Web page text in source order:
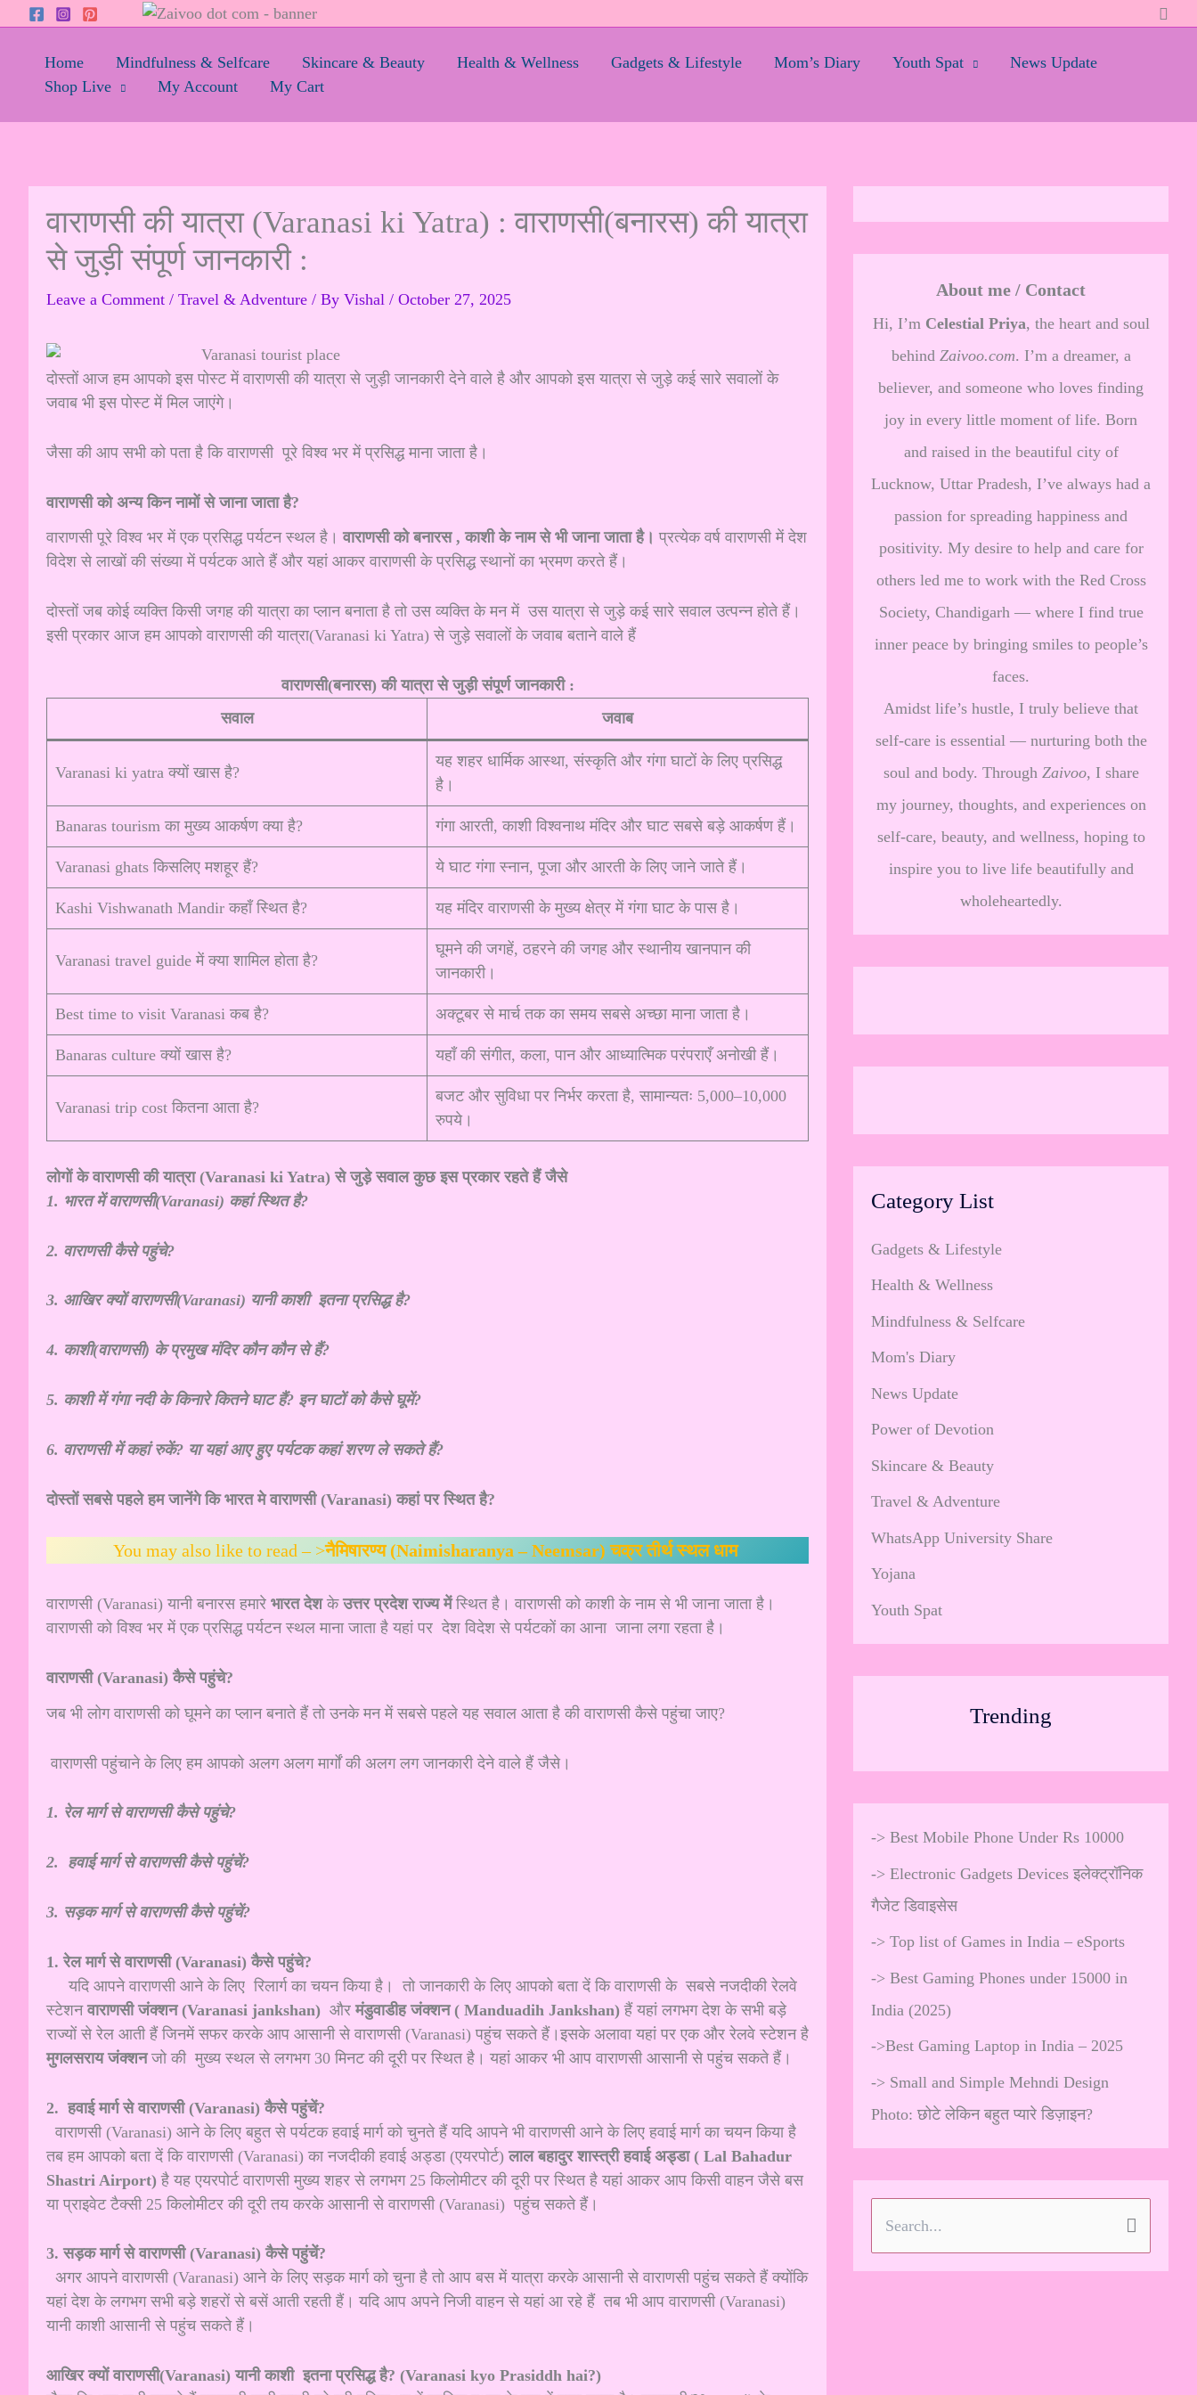
contentHome Mindfulness & Selfcare Skincare & Beauty Health & Wellness Gadgets & Lifestyle Mom’s Diary Youth Spat
News Update
Shop Live
My Account My Cart
वाराणसी की यात्रा (Varanasi ki Yatra) : वाराणसी(बनारस) की यात्रा
से जुड़ी संपूर्ण जानकारी :
Leave a Comment / Travel & Adventure / By Vishal / October 27, 2025
दोस्तों आज हम आपको इस पोस्ट में वाराणसी की यात्रा से जुड़ी जानकारी देने वाले है और आपको इस यात्रा से जुड़े कई सारे सवालों के
जवाब भी इस पोस्ट में मिल जाएंगे।
जैसा की आप सभी को पता है कि वाराणसी पूरे विश्व भर में प्रसिद्ध माना जाता है।
वाराणसी को अन्य किन नामों से जाना जाता है?
वाराणसी पूरे विश्व भर में एक प्रसिद्ध पर्यटन स्थल है।वाराणसी को बनारस , काशी के नाम से भी जाना जाता है। प्रत्येक वर्ष वाराणसी में देश
विदेश से लाखों की संख्या में पर्यटक आते हैं और यहां आकर वाराणसी के प्रसिद्ध स्थानों का भ्रमण करते हैं।
दोस्तों जब कोई व्यक्ति किसी जगह की यात्रा का प्लान बनाता है तो उस व्यक्ति के मन में उस यात्रा से जुड़े कई सारे सवाल उत्पन्न होते हैं।
इसी प्रकार आज हम आपको वाराणसी की यात्रा(Varanasi ki Yatra) से जुड़े सवालों के जवाब बताने वाले हैं
वाराणसी(बनारस) की यात्रा से जुड़ी संपूर्ण जानकारी :
सवाल
जवाब
Varanasi ki yatra क्यों खास है?
यह शहर धार्मिक आस्था, संस्कृति और गंगा घाटों के लिए प्रसिद्ध
है।
Banaras tourism का मुख्य आकर्षण क्या है? गंगा आरती, काशी विश्वनाथ मंदिर और घाट सबसे बड़े आकर्षण हैं।
Varanasi ghats किसलिए मशहूर हैं? ये घाट गंगा स्नान, पूजा और आरती के लिए जाने जाते हैं।
Kashi Vishwanath Mandir कहाँ स्थित है? यह मंदिर वाराणसी के मुख्य क्षेत्र में गंगा घाट के पास है।
Varanasi travel guide में क्या शामिल होता है?
घूमने की जगहें, ठहरने की जगह और स्थानीय खानपान की
जानकारी।
Best time to visit Varanasi कब है? अक्टूबर से मार्च तक का समय सबसे अच्छा माना जाता है।
Banaras culture क्यों खास है? यहाँ की संगीत, कला, पान और आध्यात्मिक परंपराएँ अनोखी हैं।
Varanasi trip cost कितना आता है?
बजट और सुविधा पर निर्भर करता है, सामान्यतः 5,000–10,000
रुपये।
लोगों के वाराणसी की यात्रा (Varanasi ki Yatra) से जुड़े सवाल कुछ इस प्रकार रहते हैं जैसे
1. भारत में वाराणसी(Varanasi) कहां स्थित है?
2. वाराणसी कैसे पहुंचे?
3. आखिर क्यों वाराणसी(Varanasi) यानी काशी इतना प्रसिद्ध है?
4. काशी(वाराणसी) के प्रमुख मंदिर कौन कौन से हैं?
5. काशी में गंगा नदी के किनारे कितने घाट हैं? इन घाटों को कैसे घूमें?
6. वाराणसी में कहां रुकें? या यहां आए हुए पर्यटक कहां शरण ले सकते हैं?
दोस्तों सबसे पहले हम जानेंगे कि भारत मे वाराणसी (Varanasi) कहां पर स्थित है?
You may also like to read – >नैमिषारण्य (Naimisharanya – Neemsar) चक्र तीर्थ स्थल धाम
वाराणसी (Varanasi) यानी बनारस हमारे भारत देशकेउत्तर प्रदेश राज्य मेंस्थित है। वाराणसी को काशी के नाम से भी जाना जाता है।
वाराणसी को विश्व भर में एक प्रसिद्ध पर्यटन स्थल माना जाता है यहां पर देश विदेश से पर्यटकों का आना जाना लगा रहता है।
वाराणसी (Varanasi) कैसे पहुंचे?
जब भी लोग वाराणसी को घूमने का प्लान बनाते हैं तो उनके मन में सबसे पहले यह सवाल आता है की वाराणसी कैसे पहुंचा जाए?
वाराणसी पहुंचाने के लिए हम आपको अलग अलग मार्गों की अलग लग जानकारी देने वाले हैं जैसे।
1. रेल मार्ग से वाराणसी कैसे पहुंचे?
2. हवाई मार्ग से वाराणसी कैसे पहुंचें?
3. सड़क मार्ग से वाराणसी कैसे पहुंचें?
1. रेल मार्ग से वाराणसी (Varanasi) कैसे पहुंचे?
यदि आपने वाराणसी आने के लिए रिलार्ग का चयन किया है। तो जानकारी के लिए आपको बता दें कि वाराणसी के सबसे नजदीकी रेलवे
स्टेशनवाराणसी जंक्शन (Varanasi jankshan) और मंडुवाडीह जंक्शन ( Manduadih Jankshan) हैं यहां लगभग देश के सभी बड़े
राज्यों से रेल आती हैं जिनमें सफर करके आप आसानी से वाराणसी (Varanasi) पहुंच सकते हैं।इसके अलावा यहां पर एक और रेलवे स्टेशन है
मुगलसराय जंक्शनजो की मुख्य स्थल से लगभग 30 मिनट की दूरी पर स्थित है। यहां आकर भी आप वाराणसी आसानी से पहुंच सकते हैं।
2. हवाई मार्ग से वाराणसी (Varanasi) कैसे पहुंचें?
वाराणसी (Varanasi) आने के लिए बहुत से पर्यटक हवाई मार्ग को चुनते हैं यदि आपने भी वाराणसी आने के लिए हवाई मार्ग का चयन किया है
तब हम आपको बता दें कि वाराणसी (Varanasi) का नजदीकी हवाई अड्डा (एयरपोर्ट)लाल बहादुर शास्त्री हवाई अड्डा ( Lal Bahadur
Shastri Airport)है यह एयरपोर्ट वाराणसी मुख्य शहर से लगभग 25 किलोमीटर की दूरी पर स्थित है यहां आकर आप किसी वाहन जैसे बस
या प्राइवेट टैक्सी 25 किलोमीटर की दूरी तय करके आसानी से वाराणसी (Varanasi) पहुंच सकते हैं।
3. सड़क मार्ग से वाराणसी (Varanasi) कैसे पहुंचें?
अगर आपने वाराणसी (Varanasi) आने के लिए सड़क मार्ग को चुना है तो आप बस में यात्रा करके आसानी से वाराणसी पहुंच सकते हैं क्योंकि
यहां देश के लगभग सभी बड़े शहरों से बसें आती रहती हैं। यदि आप अपने निजी वाहन से यहां आ रहे हैं तब भी आप वाराणसी (Varanasi)
यानी काशी आसानी से पहुंच सकते हैं।
आखिर क्यों वाराणसी(Varanasi) यानी काशी इतना प्रसिद्ध है? (Varanasi kyo Prasiddh hai?)
About me / Contact
Hi, I’m Celestial Priya, the heart and soul
behind Zaivoo.com. I’m a dreamer, a
believer, and someone who loves finding
joy in every little moment of life. Born
and raised in the beautiful city of
Lucknow, Uttar Pradesh, I’ve always had a
passion for spreading happiness and
positivity. My desire to help and care for
others led me to work with the Red Cross
Society, Chandigarh — where I find true
inner peace by bringing smiles to people’s
faces.
Amidst life’s hustle, I truly believe that
self-care is essential — nurturing both the
soul and body. Through Zaivoo, I share
my journey, thoughts, and experiences on
self-care, beauty, and wellness, hoping to
inspire you to live life beautifully and
wholeheartedly.
Category List
Gadgets & Lifestyle
Health & Wellness
Mindfulness & Selfcare
Mom's Diary
News Update
Power of Devotion
Skincare & Beauty
Travel & Adventure
WhatsApp University Share
Yojana
Youth Spat
Trending
-> Best Mobile Phone Under Rs 10000
-> Electronic Gadgets Devices इलेक्ट्रॉनिक
गैजेट डिवाइसेस
-> Top list of Games in India – eSports
-> Best Gaming Phones under 15000 in
India (2025)
->Best Gaming Laptop in India – 2025
-> Small and Simple Mehndi Design
Photo: छोटे लेकिन बहुत प्यारे डिज़ाइन?